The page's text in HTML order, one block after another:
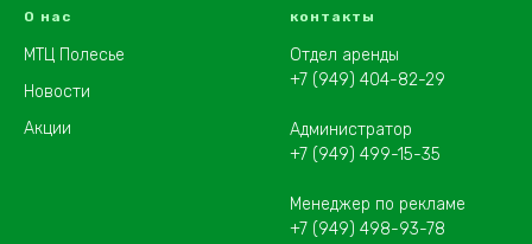
О нас
МТЦ Полесье
Новости
Акции
контакты
Отдел аренды
+7 (949) 404-82-29
Администратор
+7 (949) 499-15-35
Менеджер по рекламе
+7 (949) 498-93-78